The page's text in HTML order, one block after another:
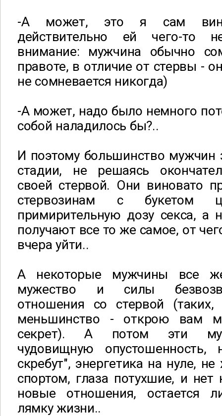
-А может, это я сам
действительно ей чего-то
внимание: мужчина обычно
правоте, в отличие от стервы -
не сомневается никогда)
-А может, надо было немного
собой наладилось бы?..
И поэтому большинство мужчин
стадии, не решаясь
своей стервой. Они виновато
стервозинам с букетом
примирительную дозу секса, а
получают все то же самое, от
вчера уйти..
А некоторые мужчины все
мужество и силы
отношения со стервой (таких,
меньшинство - открою вам
секрет). А потом эти
чудовищную
скребут", энергетика на нуле, не
спортом, глаза потухшие, и нет
новые отношения, остается
лямку жизни..